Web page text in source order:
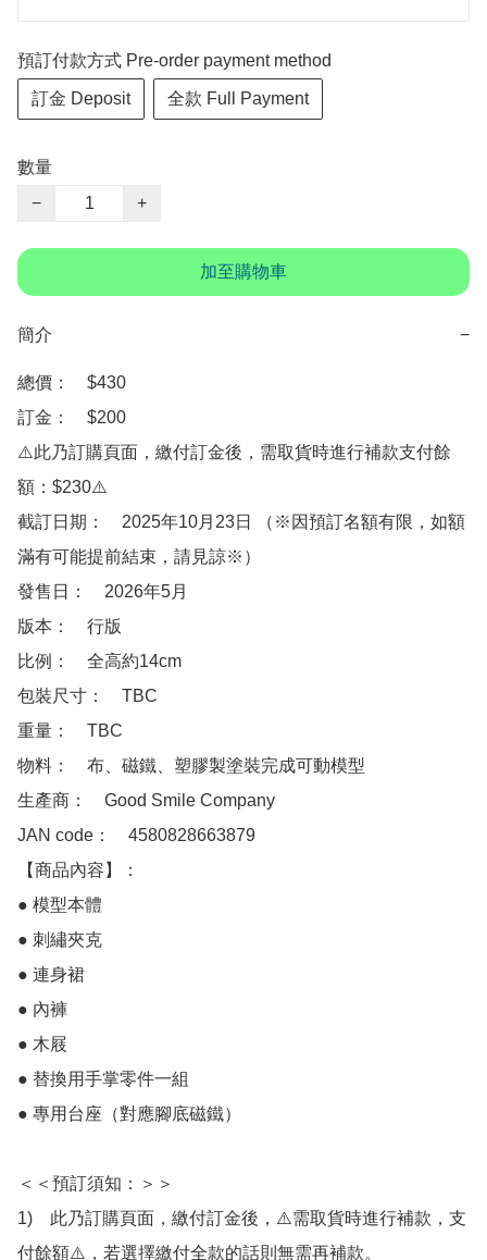
預訂付款方式 Pre-order payment method
訂金 Deposit 全款 Full Payment
數量
−
+
加至購物車
簡介 −
總價：　$430
訂金：　$200
⚠️此乃訂購頁面，繳付訂金後，需取貨時進行補款支付餘
額：$230⚠️
截訂日期：　2025年10月23日 （※因預訂名額有限，如額
滿有可能提前結束，請見諒※）
發售日：　2026年5月
版本：　行版
比例：　全高約14cm
包裝尺寸：　TBC
重量：　TBC
物料：　布、磁鐵、塑膠製塗裝完成可動模型
生產商：　Good Smile Company
JAN code：　4580828663879
【商品內容】：
● 模型本體
● 刺繡夾克
● 連身裙
● 內褲
● 木屐
● 替換用手掌零件一組
● 專用台座（對應腳底磁鐵）
＜＜預訂須知：＞＞
1)　此乃訂購頁面，繳付訂金後，⚠️需取貨時進行補款，支
付餘額⚠️，若選擇繳付全款的話則無需再補款。